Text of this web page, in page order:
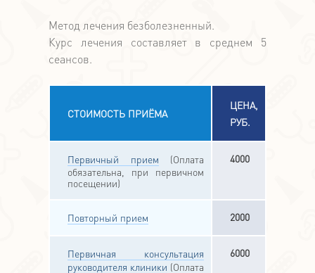
Метод лечения безболезненный.
Курс лечения составляет в среднем 5
сеансов.
СТОИМОСТЬ ПРИЁМА
ЦЕНА,
РУБ.
Первичный прием (Оплата
обязательна, при первичном
посещении)
4000
Повторный прием 2000
Первичная консультация
руководителя клиники (Оплата
6000